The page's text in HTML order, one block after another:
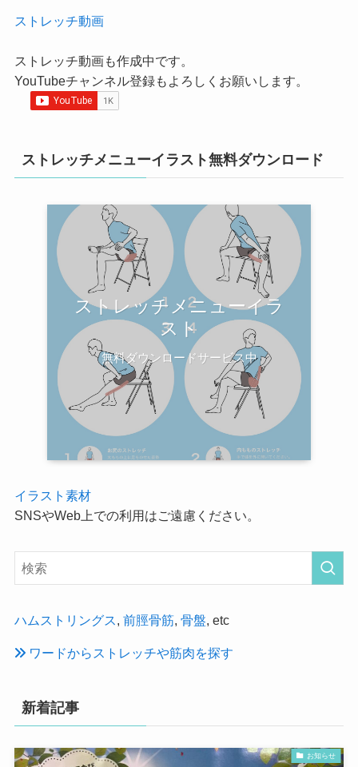
ストレッチ動画
ストレッチ動画も作成中です。
YouTubeチャンネル登録もよろしくお願いします。
ストレッチメニューイラスト無料ダウンロード
ストレッチメニューイラ
スト
無料ダウンロードサービス中
イラスト素材
SNSやWeb上での利用はご遠慮ください。
ハムストリングス, 前脛骨筋, 骨盤, etc
ワードからストレッチや筋肉を探す
新着記事
お知らせ